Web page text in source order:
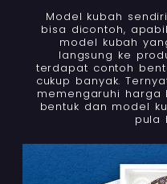
Model kubah
bisa dicontoh,
model kubah
langsung ke
terdapat contoh
cukup banyak.
memengaruhi harga
bentuk dan model
pula